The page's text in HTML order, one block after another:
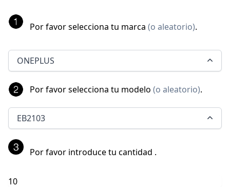
Por favor selecciona tu marca (o aleatorio).
ONEPLUS
Por favor selecciona tu modelo (o aleatorio).
EB2103
Por favor introduce tu cantidad .